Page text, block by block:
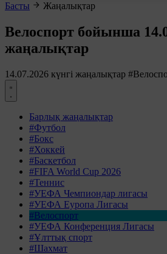
Басты Жаңалықтар
Велоспорт бойынша
жаңалықтар
14.07.2026 күнгі жаңалықтар
Барлық жаңалықтар
#Футбол
#Бокс
#Хоккей
#Баскетбол
#FIFA World Cup 2026
#Теннис
#УЕФА Чемпиондар лигасы
#УЕФА Еуропа Лигасы
#Велоспорт
#УЕФА Конференция Лигасы
#Ұлттық спорт
#Шахмат